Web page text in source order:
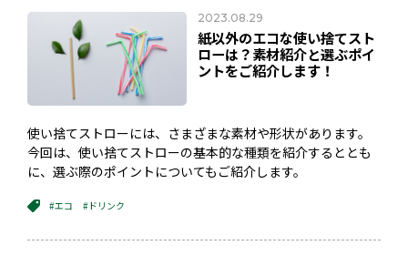
2023.08.29
紙以外のエコな使い捨てスト
ローは？素材紹介と選ぶポイ
ントをご紹介します！
使い捨てストローには、さまざまな素材や形状があります。
今回は、使い捨てストローの基本的な種類を紹介するととも
に、選ぶ際のポイントについてもご紹介します。
#エコ #ドリンク